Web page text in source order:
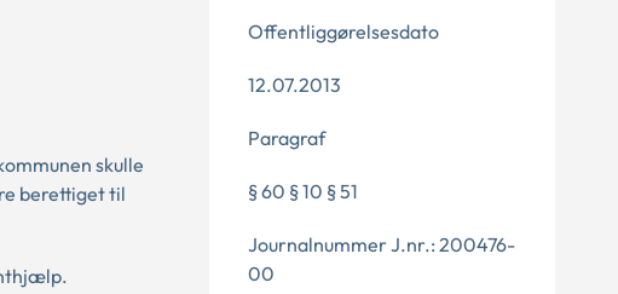
skulle
berettiget til
Offentliggørelsesdato
12.07.2013
Paragraf
§ 60 § 10 § 51
Journalnummer J.nr.: 200476-
00